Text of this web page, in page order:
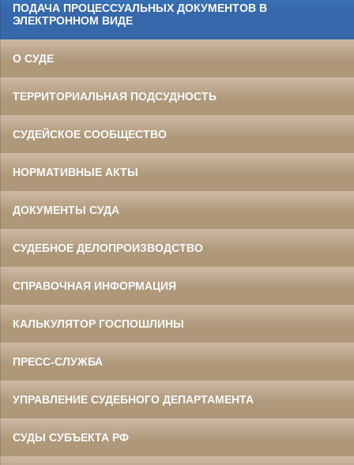
ПОДАЧА ПРОЦЕССУАЛЬНЫХ ДОКУМЕНТОВ В
ЭЛЕКТРОННОМ ВИДЕ
О СУДЕ
ТЕРРИТОРИАЛЬНАЯ ПОДСУДНОСТЬ
СУДЕЙСКОЕ СООБЩЕСТВО
НОРМАТИВНЫЕ АКТЫ
ДОКУМЕНТЫ СУДА
СУДЕБНОЕ ДЕЛОПРОИЗВОДСТВО
СПРАВОЧНАЯ ИНФОРМАЦИЯ
КАЛЬКУЛЯТОР ГОСПОШЛИНЫ
ПРЕСС-СЛУЖБА
УПРАВЛЕНИЕ СУДЕБНОГО ДЕПАРТАМЕНТА
СУДЫ СУБЪЕКТА РФ